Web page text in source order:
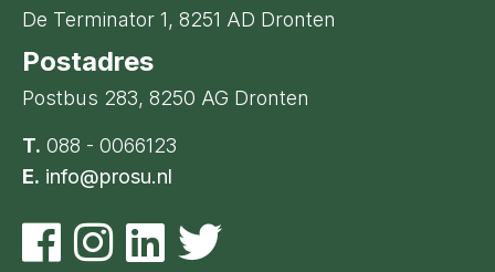
De Terminator 1, 8251 AD Dronten
Postadres
Postbus 283, 8250 AG Dronten
T. 088 - 0066123
E. info@prosu.nl